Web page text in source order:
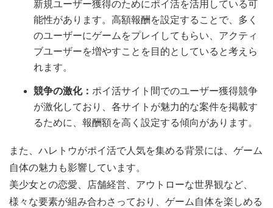
新規ユーザー獲得のためにポイ活を活用している可
能性があります。高額報酬を設定することで、多く
のユーザーにゲームをプレイしてもらい、アクティ
ブユーザーを増やすことを目的としていると考えら
れます。
競争の激化： ポイ活サイト間でのユーザー獲得競争
が激化しており、各サイトが魅力的な案件を掲載す
るために、報酬額を高く設定する傾向があります。
また、ハレトウがポイ活で人気を集める背景には、ゲーム
自体の魅力も影響しています。
美少女との恋愛、店舗経営、アウトローな世界観など、
様々な要素が組み合わさっており、ゲーム自体を楽しめる